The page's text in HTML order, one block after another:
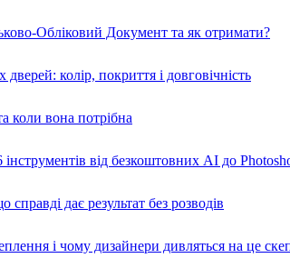
Обліковий Документ та як отримати?
колір, покриття і довговічність
коли вона потрібна
від безкоштовних AI до
дає результат без розводів
і чому дизайнери дивляться на це